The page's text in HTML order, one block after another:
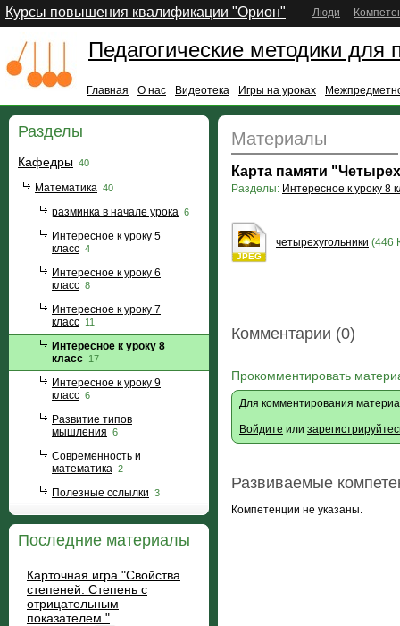
Курсы повышения квалификации "Орион" Люди
Педагогические методики для
Главная О нас Видеотека Игры на уроках
Разделы
Кафедры 40
Математика 40
разминка в начале урока 6
Интересное к уроку 5
класс 4
Интересное к уроку 6
класс 8
Интересное к уроку 7
класс 11
Интересное к уроку 8
класс 17
Интересное к уроку 9
класс 6
Развитие типов
мышления 6
Современность и
математика 2
Полезные сслылки 3
Последние материалы
Карточная игра "Свойства
степеней. Степень с
отрицательным
показателем."
Материалы
Карта памяти
Разделы: Интересное к уроку 8
JPEG
четырехугольники (446
Комментарии (0)
Прокомментировать
Для комментирования
Войдите или
Развиваемые
Компетенции не указаны.